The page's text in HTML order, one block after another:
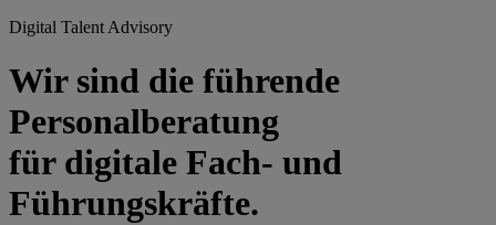
Digital Talent Advisory
Wir sind die führende
Personalberatung
für digitale Fach- und
Führungskräfte.